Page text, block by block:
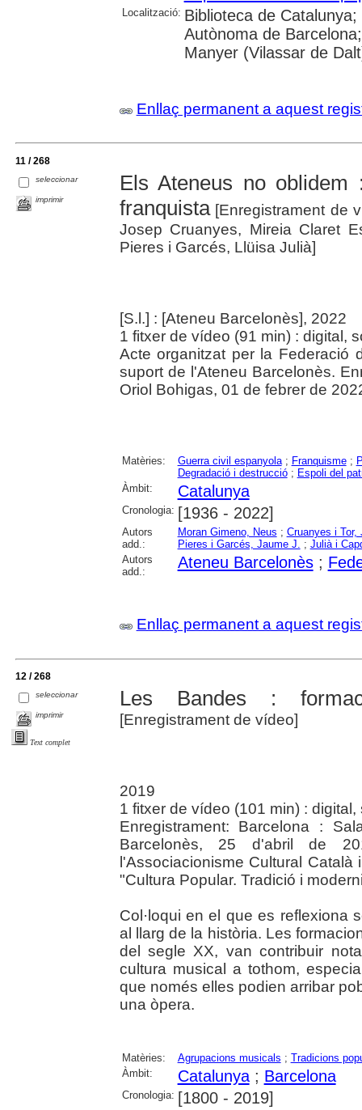
Localització: Biblioteca de
Autònoma de
Manyer (Vilassar de
Enllaç permanent a aquest
11 / 268
seleccionar
imprimir
Els Ateneus no
franquista[Enregistrament de
Josep Cruanyes, Mireia Claret
Pieres i Garcés, Llüisa Julià]
[S.l.] : [Ateneu Barcelonès], 2022
1 fitxer de vídeo (91 min) : digital,
Acte organitzat per la Federació
suport de l'Ateneu Barcelonès.
Oriol Bohigas, 01 de febrer de
Matèries: Guerra civil espanyola; Franquisme;
Degradació i destrucció; Espoli del
Àmbit:
Catalunya
Cronologia: [1936 - 2022]
Autors
add.:
Moran Gimeno, Neus ; Cruanyes i Tor,
Pieres i Garcés, Jaume J. ; Julià i
Autors
add.:
Ateneu Barcelonès;
Enllaç permanent a aquest
12 / 268
seleccionar
imprimir
Text complet
Les Bandes :
[Enregistrament de vídeo]
2019
1 fitxer de vídeo (101 min) :
Enregistrament: Barcelona :
Barcelonès, 25 d'abril de
l'Associacionisme Cultural
"Cultura Popular. Tradició i
Col·loqui en el que es reflexiona
al llarg de la història. Les
del segle XX, van contribuir
cultura musical a tothom,
que només elles podien arribar
una òpera.
Matèries: Agrupacions musicals ; Tradicions
Àmbit:
Catalunya; Barcelona
Cronologia: [1800 - 2019]